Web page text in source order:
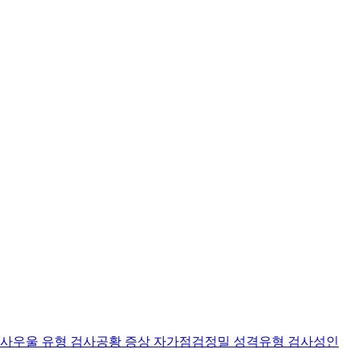
우울 유형 검사공황 증상 자가점검정밀 성격유형 검사성인